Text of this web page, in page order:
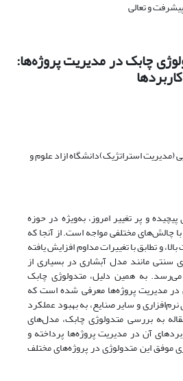
چابک در مدیریت پروژه‌ها:
استراتژیک)دانشگاه ازاد علوم و
و پر تغییر امروز، به‌ویژه در حوزه
با چالش‌های مختلفی مواجه است. از آنجا که
و تطابق با تغییرات مداوم افزایش یافته
سنتی مانند مدل آبشاری در بسیاری از
می‌رسد. به همین دلیل، متدولوژی چابک
در مدیریت پروژه‌ها معرفی شده است که
و سایر صنایع، به بهبود عملکرد
به بررسی متدولوژی چابک، مدل‌های
آن در مدیریت پروژه‌ها پرداخته و
موفق این متدولوژی در پروژه‌های مختلف